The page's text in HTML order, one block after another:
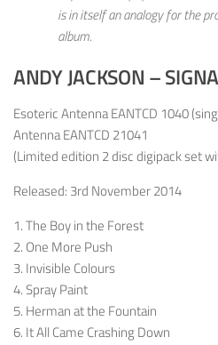
is in itself an analogy for the
album.
ANDY JACKSON –
Esoteric Antenna EANTCD 1040
Antenna EANTCD 21041
(Limited edition 2 disc digipack set
Released: 3rd November 2014
1. The Boy in the Forest
2. One More Push
3. Invisible Colours
4. Spray Paint
5. Herman at the Fountain
6. It All Came Crashing Down